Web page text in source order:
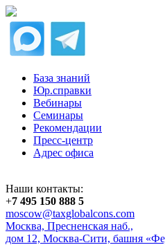
База знаний
Юр.справки
Вебинары
Семинары
Рекомендации
Пресс-центр
Адрес офиса
Наши контакты:
+7 495 150 888 5
moscow@taxglobalcons.com
Москва, Пресненская наб.,
дом 12, Москва-Сити, башня